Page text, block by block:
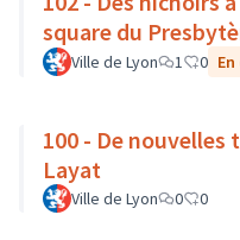
square du
Ville de Lyon 1 0
100 - De nouvelles
Layat
Ville de Lyon 0 0